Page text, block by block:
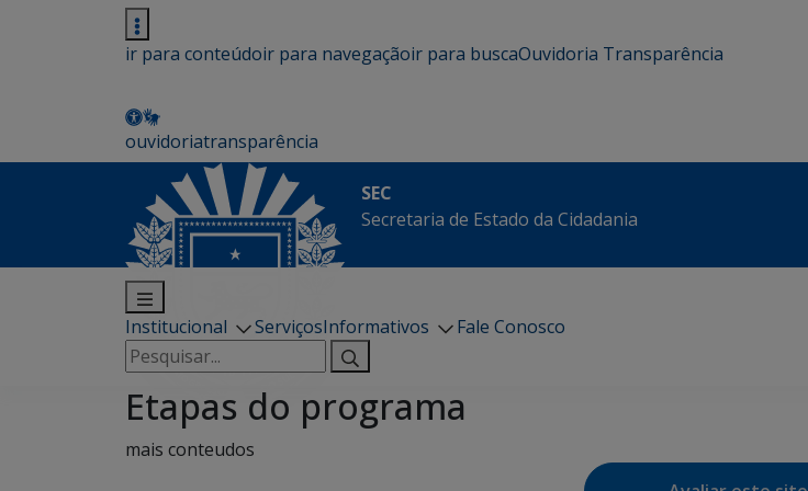
ir para conteúdoir para navegaçãoir para buscaOuvidoria Transparência
ouvidoriatransparência
SEC
Secretaria de Estado da Cidadania
Institucional ServiçosInformativos
Fale Conosco
Pesquisar
por:
Etapas do programa
mais conteudos